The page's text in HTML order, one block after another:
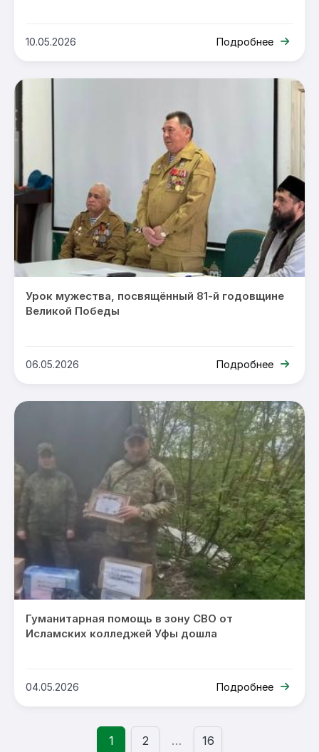
10.05.2026 Подробнее
Урок мужества, посвящённый 81-й годовщине
Великой Победы
06.05.2026 Подробнее
Гуманитарная помощь в зону СВО от
Исламских колледжей Уфы дошла
04.05.2026 Подробнее
1 2 … 16